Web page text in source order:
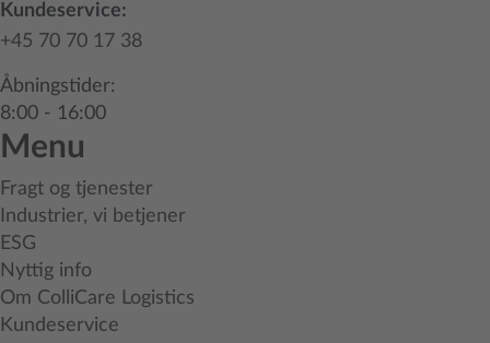
Kundeservice:
+45 70 70 17 38
Åbningstider:
8:00 - 16:00
Menu
Fragt og tjenester
Industrier, vi betjener
ESG
Nyttig info
Om ColliCare Logistics
Kundeservice